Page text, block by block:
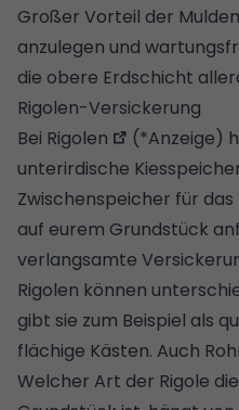
Großer Vorteil der
anzulegen und
die obere Erdschicht
Rigolen-Versickerung
Bei Rigolen
(*Anzeige)
unterirdische
Zwischenspeicher für
auf eurem Grundstück
verlangsamte
Rigolen können
gibt sie zum Beispiel als
flächige Kästen. Auch
Welcher Art der Rigole